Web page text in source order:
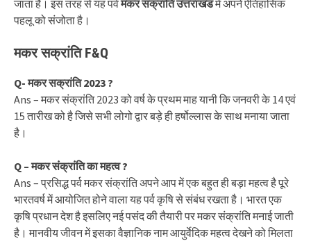
जाता है। इस तरह से यह पर्वमकर संक्रांति उत्तराखंडमें अपने ऐतिहासिक
पहलू को संजोता है।
मकर सक्रांति F&Q
Q- मकर सक्रांति 2023 ?
Ans – मकर संक्रांति 2023 को वर्ष के प्रथम माह यानी कि जनवरी के 14 एवं
15 तारीख को है जिसे सभी लोगो द्वार बड़े ही हर्षोल्लास के साथ मनाया जाता
है।
Q – मकर संक्रांति का महत्व ?
Ans – प्रसिद्ध पर्व मकर संक्रांति अपने आप में एक बहुत ही बड़ा महत्व है पूरे
भारतवर्ष में आयोजित होने वाला यह पर्व कृषि से संबंध रखता है। भारत एक
कृषि प्रधान देश है इसलिए नई पसंद की तैयारी पर मकर संक्रांति मनाई जाती
है। मानवीय जीवन में इसका वैज्ञानिक नाम आयुर्वेदिक महत्व देखने को मिलता